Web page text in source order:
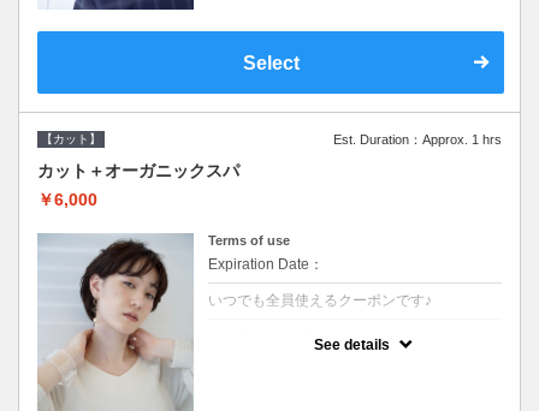
気軽なスパです☆
Select
【カット】 Est. Duration：Approx. 1 hrs
カット＋オーガニックスパ
￥6,000
Terms of use
Expiration Date：
いつでも全員使えるクーポンです♪
See details